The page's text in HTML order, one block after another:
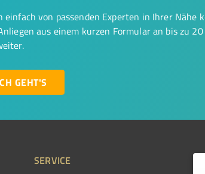
einfach von passenden Experten in Ihrer Nähe
aus einem kurzen Formular an bis zu 20
GEHT'S
SERVICE